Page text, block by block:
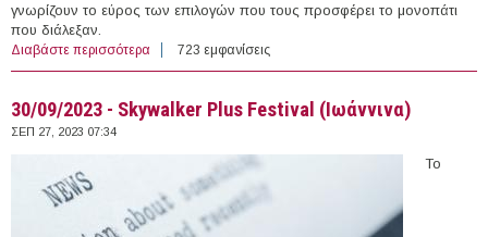
γνωρίζουν το εύρος των επιλογών που τους προσφέρει το μονοπάτι
που διάλεξαν.
Διαβάστε περισσότερα για 10-12/10/2023 - Athens Science Festival:
Διαμόρφωσε το Μέλλον σου | Shape your Future
723 εμφανίσεις
30/09/2023 - Skywalker Plus Festival (Ιωάννινα)
ΣΕΠ 27, 2023 07:34
Το